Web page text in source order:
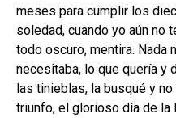
meses para cumplir los
soledad, cuando yo aún no
todo oscuro, mentira. Nada
necesitaba, lo que quería y
las tinieblas, la busqué y
triunfo, el glorioso día de la